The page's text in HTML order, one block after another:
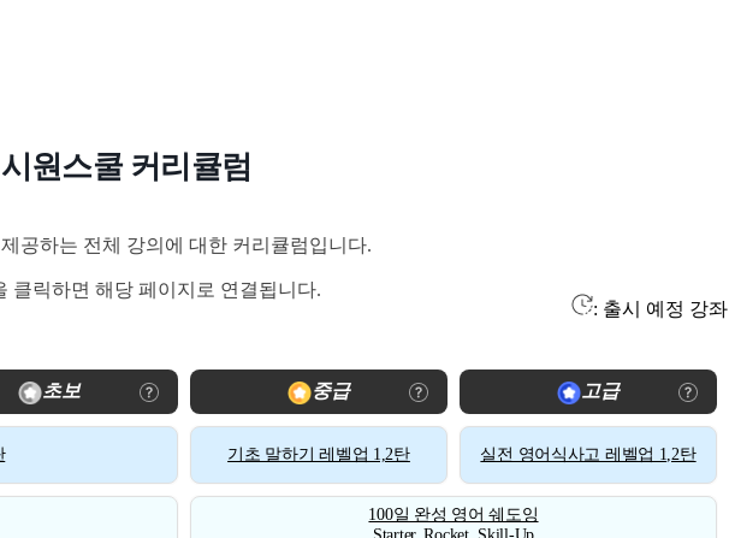
시원스쿨 커리큘럼
공하는 전체 강의에 대한 커리큘럼입니다.
클릭하면 해당 페이지로 연결됩니다.
: 출시 예정 강좌
초보 중급 고급
기초 말하기 레벨업 1,2탄 실전 영어식사고 레벨업 1,2탄
100일 완성 영어 쉐도잉